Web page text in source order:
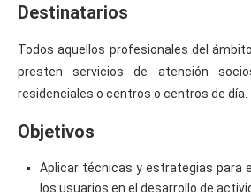
Destinatarios
Todos aquellos profesionales del
presten servicios de atención
residenciales o centros o centros de día.
Objetivos
Aplicar técnicas y estrategias para
los usuarios en el desarrollo de